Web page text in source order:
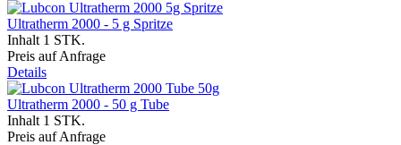
Ultratherm 2000 - 5 g Spritze
Inhalt 1 STK.
Preis auf Anfrage
Details
Ultratherm 2000 - 50 g Tube
Inhalt 1 STK.
Preis auf Anfrage